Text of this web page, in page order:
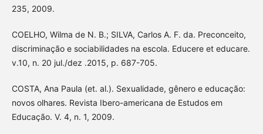
235, 2009.
COELHO, Wilma de N. B.; SILVA, Carlos A. F. da. Preconceito,
discriminação e sociabilidades na escola. Educere et educare.
v.10, n. 20 jul./dez .2015, p. 687-705.
COSTA, Ana Paula (et. al.). Sexualidade, gênero e educação:
novos olhares. Revista Ibero-americana de Estudos em
Educação. V. 4, n. 1, 2009.